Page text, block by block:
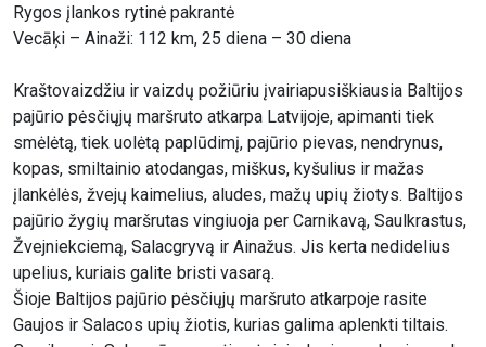
Rygos įlankos rytinė pakrantė
Vecāķi – Ainaži: 112 km, 25 diena – 30 diena
Kraštovaizdžiu ir vaizdų požiūriu įvairiapusiškiausia Baltijos
pajūrio pėsčiųjų maršruto atkarpa Latvijoje, apimanti tiek
smėlėtą, tiek uolėtą paplūdimį, pajūrio pievas, nendrynus,
kopas, smiltainio atodangas, miškus, kyšulius ir mažas
įlankėlės, žvejų kaimelius, aludes, mažų upių žiotys. Baltijos
pajūrio žygių maršrutas vingiuoja per Carnikavą, Saulkrastus,
Žvejniekciemą, Salacgryvą ir Ainažus. Jis kerta nedidelius
upelius, kuriais galite bristi vasarą.
Šioje Baltijos pajūrio pėsčiųjų maršruto atkarpoje rasite
Gaujos ir Salacos upių žiotis, kurias galima aplenkti tiltais.